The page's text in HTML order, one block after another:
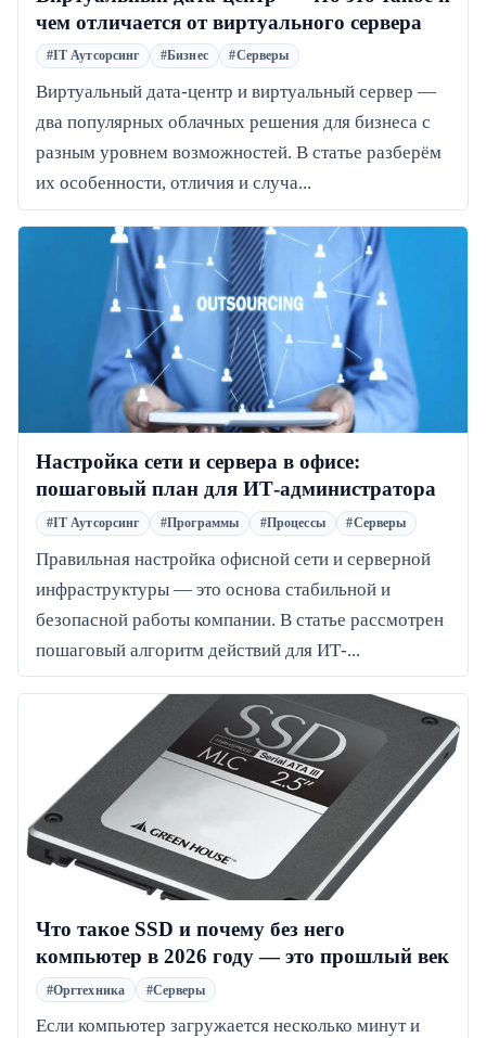
чем отличается от виртуального сервера
#IT Аутсорсинг #Бизнес #Серверы
Виртуальный дата-центр и виртуальный сервер —
два популярных облачных решения для бизнеса с
разным уровнем возможностей. В статье разберём
их особенности, отличия и случа...
Настройка сети и сервера в офисе:
пошаговый план для ИТ-администратора
#IT Аутсорсинг #Программы #Процессы #Серверы
Правильная настройка офисной сети и серверной
инфраструктуры — это основа стабильной и
безопасной работы компании. В статье рассмотрен
пошаговый алгоритм действий для ИТ-...
Что такое SSD и почему без него
компьютер в 2026 году — это прошлый век
#Оргтехника #Серверы
Если компьютер загружается несколько минут и